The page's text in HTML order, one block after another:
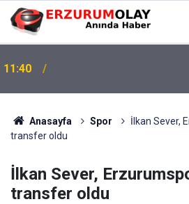
11:40
Anasayfa Spor
İlkan Sever,
transfer oldu
İlkan Sever,
transfer oldu